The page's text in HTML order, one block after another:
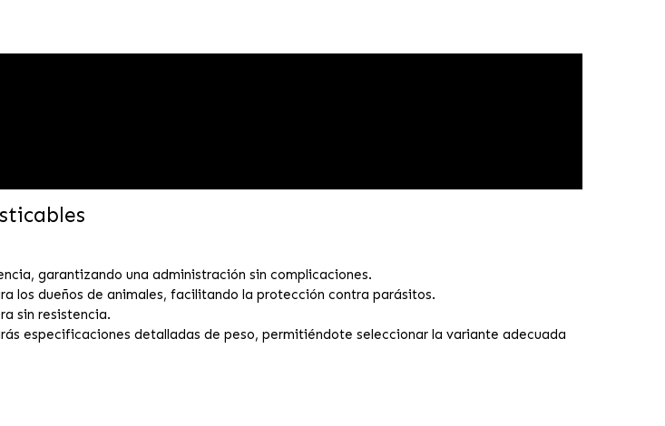
garantizando una administración sin complicaciones.
los dueños de animales, facilitando la protección contra parásitos.
sin resistencia.
especificaciones detalladas de peso, permitiéndote seleccionar la variante adecuada